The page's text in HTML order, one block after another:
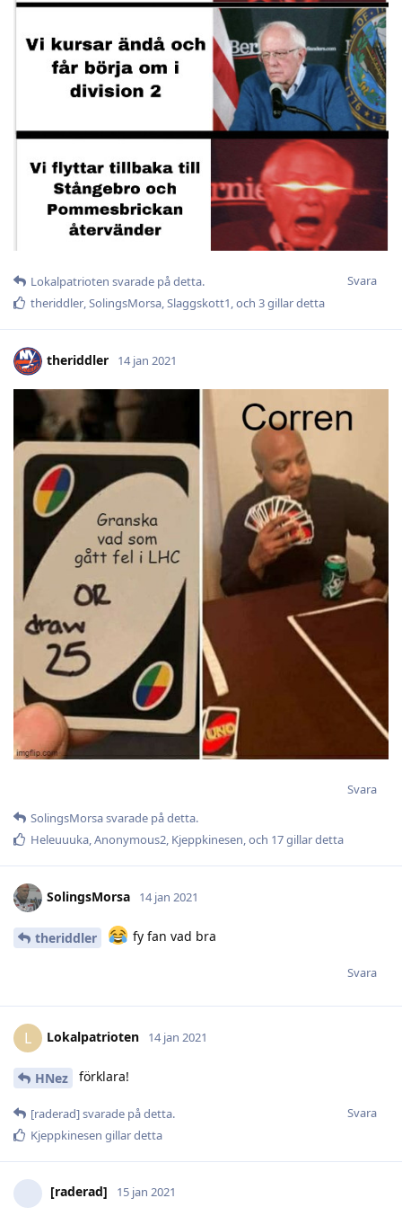
Svara
Lokalpatrioten svarade på detta.
theriddler,SolingsMorsa,Slaggskott1, och 3gillar detta
theriddler 14 jan 2021
Svara
SolingsMorsasvarade på detta.
Heleuuuka,Anonymous2, Kjeppkinesen, och 17gillar detta
SolingsMorsa 14 jan 2021
theriddler fy fan vad bra
Svara
L Lokalpatrioten 14 jan 2021
HNez förklara!
Svara
[raderad]svarade på detta.
Kjeppkinesen gillar detta
[raderad] 15 jan 2021